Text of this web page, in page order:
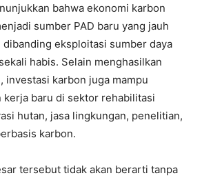
bahwa ekonomi karbon
sumber PAD baru yang jauh
eksploitasi sumber daya
habis. Selain menghasilkan
investasi karbon juga mampu
kerja baru di sektor rehabilitasi
hutan, jasa lingkungan, penelitian,
karbon.
tersebut tidak akan berarti tanpa